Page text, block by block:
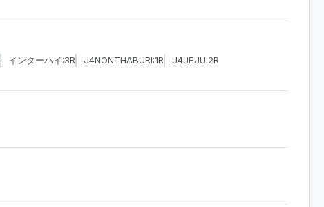
インターハイ:3R J4NONTHABURI:1R
J4JEJU:2R